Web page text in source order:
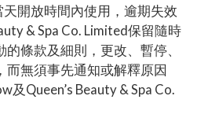
開放時間內使用，逾期失效
& Spa Co. Limited保留隨時
條款及細則，更改、暫停、
而無須事先通知或解釋原因
及Queen’s Beauty & Spa Co.